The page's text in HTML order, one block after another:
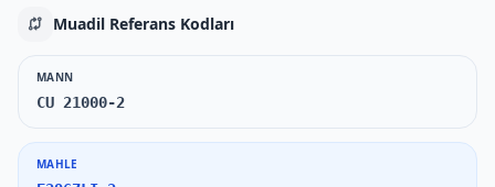
Muadil Referans Kodları
MANN
CU 21000-2
MAHLE